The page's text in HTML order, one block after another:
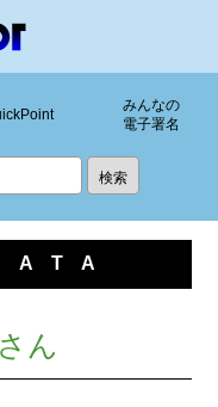
みんなの
電子署名
ん